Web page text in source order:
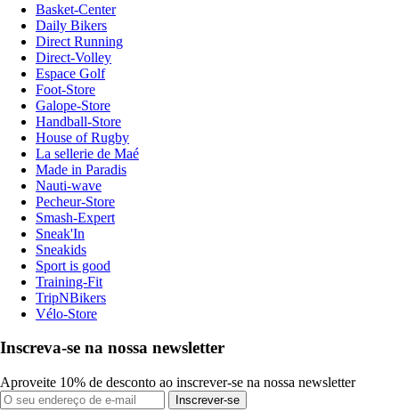
Basket-Center
Daily Bikers
Direct Running
Direct-Volley
Espace Golf
Foot-Store
Galope-Store
Handball-Store
House of Rugby
La sellerie de Maé
Made in Paradis
Nauti-wave
Pecheur-Store
Smash-Expert
Sneak'In
Sneakids
Sport is good
Training-Fit
TripNBikers
Vélo-Store
Inscreva-se na nossa newsletter
Aproveite 10% de desconto ao inscrever-se na nossa newsletter
Inscrever-se